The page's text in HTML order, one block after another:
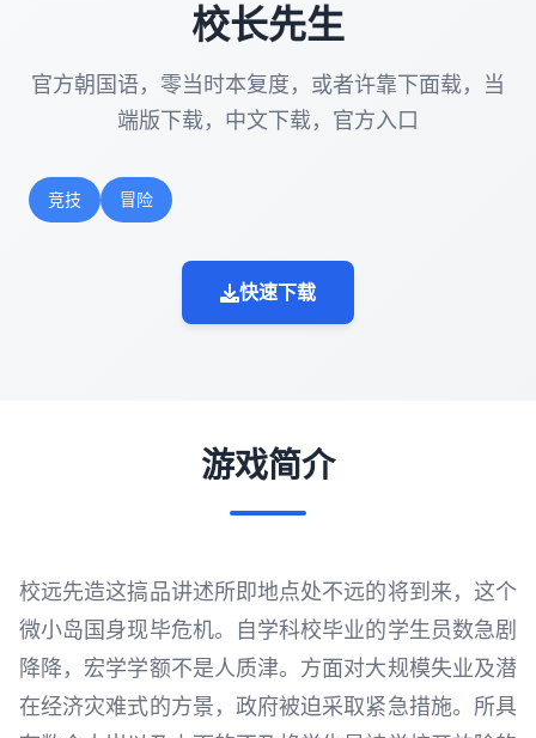
校长先生
官方朝国语，零当时本复度，或者许靠下面载，当
端版下载，中文下载，官方入口
竞技 冒险
快速下载
游戏简介
校远先造这搞品讲述所即地点处不远的将到来，这个
微小岛国身现毕危机。自学科校毕业的学生员数急剧
降降，宏学学额不是人质津。方面对大规模失业及潜
在经济灾难式的方景，政府被迫采取紧急措施。所具